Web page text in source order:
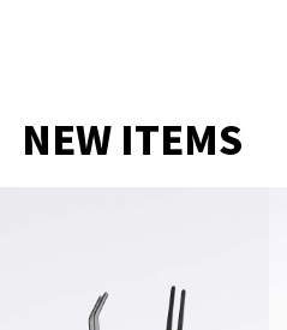
NEW ITEMS